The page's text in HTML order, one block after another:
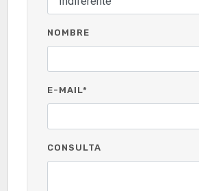
NOMBRE
E-MAIL*
CONSULTA